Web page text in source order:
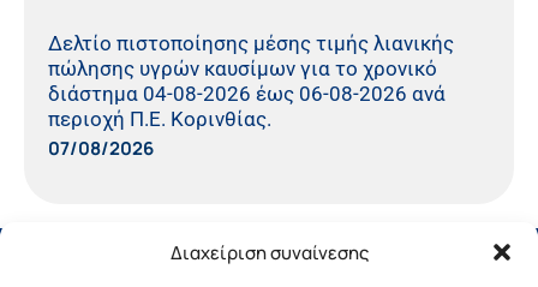
Διαχείριση συναίνεσης
Δελτίο πιστοποίησης μέσης τιμής λιανικής
πώλησης υγρών καυσίμων για το χρονικό
διάστημα 04-08-2026 έως 06-08-2026 ανά
περιοχή Π.Ε. Κορινθίας.
07/08/2026